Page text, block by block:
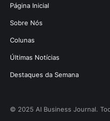
Página Inicial
Sobre Nós
Colunas
Últimas Notícias
Destaques da Semana
© 2025 AI Business Journal.